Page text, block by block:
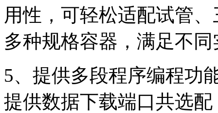
用性，可轻松适配试管
多种规格容器，满足不
5、提供多段程序编程功
提供数据下载端口共选